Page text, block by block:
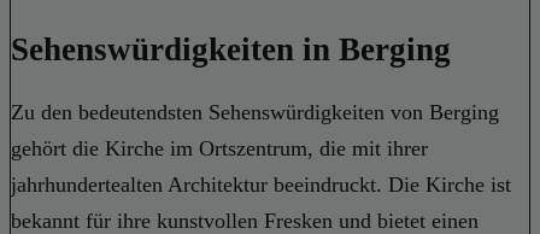
Sehenswürdigkeiten in Berging
Zu den bedeutendsten Sehenswürdigkeiten von Berging
gehört die Kirche im Ortszentrum, die mit ihrer
jahrhundertealten Architektur beeindruckt. Die Kirche ist
bekannt für ihre kunstvollen Fresken und bietet einen